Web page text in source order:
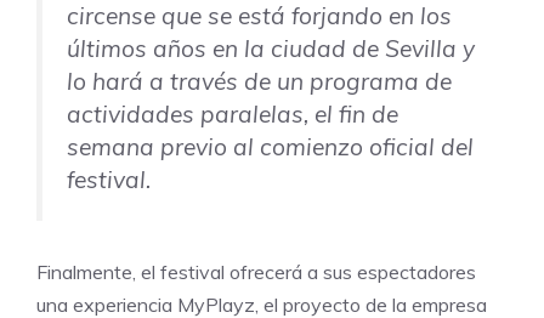
circense que se está forjando en los
últimos años en la ciudad de Sevilla y
lo hará a través de un programa de
actividades paralelas, el fin de
semana previo al comienzo oficial del
festival.
Finalmente, el festival ofrecerá a sus espectadores
una experiencia MyPlayz , el proyecto de la empresa